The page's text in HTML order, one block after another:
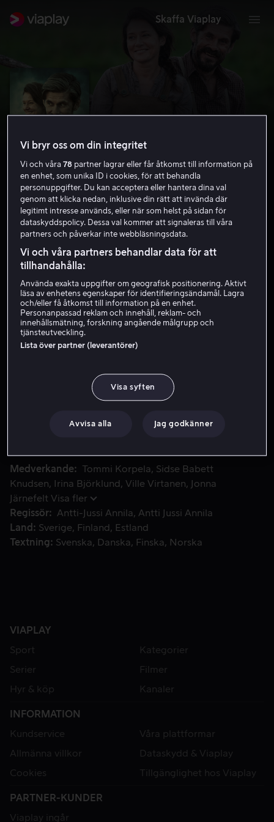
Skaffa Viaplay
The Eternal Road
7.0 Drama 2017 1 h 38 min
15 år
HD
Hyr 59 kr
Köp 139 kr
Se trailer
Jussi Ketola blir hämtad från sitt hem mitt i natten och
Jussi Ketola blir hämtad från sitt hem mitt i natten och
gränsen blir Ketola nästan skjuten, men han lyckas fly
Medverkande
Tommi Korpela
Sidse Babett
Knudsen
Irina Björklund Ville Virtanen
Jonna
Järnefelt Visa fler
Regissör
Antti-Jussi Annila
Antti Jussi Annila
Land
Sverige Finland
Estland
Textning
Svenska Danska Finska Norska
VIAPLAY
Sport
Kategorier
Serier
Filmer
Hyr & köp
Kanaler
INFORMATION
Kundservice
Våra plattformar
Allmänna villkor
Dataskydd & Viaplay
Cookies
Tillgänglighet hos Viaplay
PARTNER-KUNDER
Viaplay ingår
Vi bryr oss om din integritet
Vi och våra78 partner lagrar eller får åtkomst till information på
en enhet, som unika ID i cookies, för att behandla
personuppgifter. Du kan acceptera eller hantera dina val
genom att klicka nedan, inklusive din rätt att invända där
legitimt intresse används, eller när som helst på sidan för
dataskyddspolicy. Dessa val kommer att signaleras till våra
partners och påverkar inte webbläsningsdata.
Vi och våra partners behandlar data för att
tillhandahålla:
Använda exakta uppgifter om geografisk positionering. Aktivt
läsa av enhetens egenskaper för identifieringsändamål. Lagra
och/eller få åtkomst till information på en enhet.
Personanpassad reklam och innehåll, reklam- och
innehållsmätning, forskning angående målgrupp och
tjänsteutveckling.
Lista över partner (leverantörer)
Visa syften
Avvisa alla Jag godkänner